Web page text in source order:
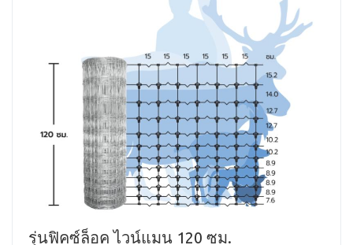
รุ่นฟิคซ์ล็อค ไวน์แมน 120 ซม.